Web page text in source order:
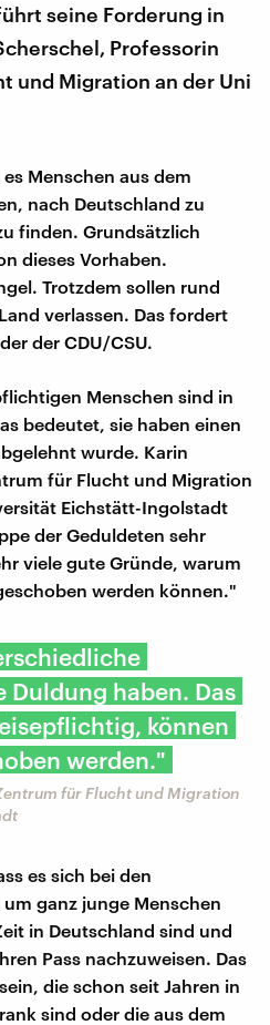
seine Forderung in
Professorin
und Migration an der Uni
Menschen aus dem
nach Deutschland zu
finden. Grundsätzlich
dieses Vorhaben.
Trotzdem sollen rund
verlassen. Das fordert
der CDU/CSU.
Menschen sind in
bedeutet, sie haben einen
wurde. Karin
für Flucht und Migration
Eichstätt-Ingolstadt
der Geduldeten sehr
viele gute Gründe, warum
werden können."
Duldung haben. Das
können
werden."
für Flucht und Migration
es sich bei den
ganz junge Menschen
in Deutschland sind und
Pass nachzuweisen. Das
die schon seit Jahren in
sind oder die aus dem